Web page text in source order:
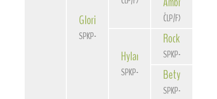
Gloria
SPKP-2366
Hylary Hurikán Slovakia
SPKP-2148
ČLP/FXH/29513
Rocky
SPKP-2066
Bety
SPKP-2104